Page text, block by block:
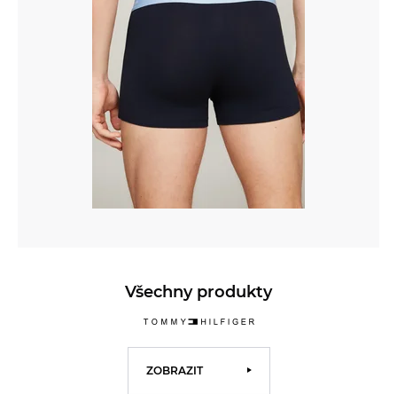
Všechny produkty
ZOBRAZIT